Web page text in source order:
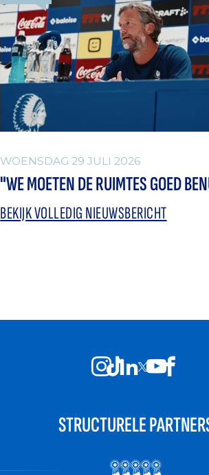
WOENSDAG 29 JULI 2026
"WE MOETEN DE RUIMTES GOED
BEKIJK VOLLEDIG NIEUWSBERICHT
STRUCTURELE